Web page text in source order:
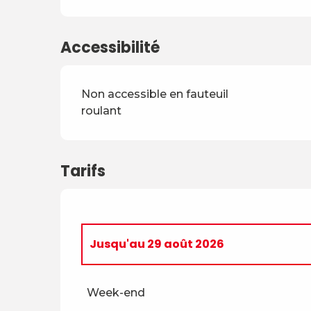
Accessibilité
Non accessible en fauteuil
roulant
Tarifs
Du 5 avril 2026
Jusqu'au 29 août 2026
Week-end